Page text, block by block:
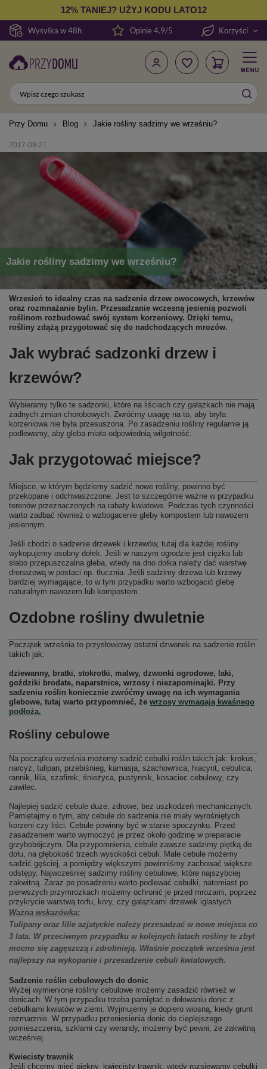
Wysyłka w 48h
12% TANIEJ? UŻYJ KODU LATO12
Opinie 4.9/5 Korzyści
Przy Domu Blog Jakie rośliny sadzimy we wrześniu?
2017-09-21
Jakie rośliny sadzimy we wrześniu?
Wrzesień to idealny czas na sadzenie drzew owocowych, krzewów
oraz rozmnażanie bylin. Przesadzanie wczesną jesienią pozwoli
roślinom rozbudować swój system korzeniowy. Dzięki temu,
rośliny zdążą przygotować się do nadchodzących mrozów.
Jak wybrać sadzonki drzew i
krzewów?
Wybieramy tylko te sadzonki, które na liściach czy gałązkach nie mają
żadnych zmian chorobowych. Zwróćmy uwagę na to, aby bryła
korzeniowa nie była przesuszona. Po zasadzeniu rośliny regularnie ją
podlewamy, aby gleba miała odpowiednią wilgotność.
Jak przygotować miejsce?
Miejsce, w którym będziemy sadzić nowe rośliny, powinno być
przekopane i odchwaszczone. Jest to szczególnie ważne w przypadku
terenów przeznaczonych na rabaty kwiatowe. Podczas tych czynności
warto zadbać również o wzbogacenie gleby kompostem lub nawozem
jesiennym.
Jeśli chodzi o sadzenie drzewek i krzewów, tutaj dla każdej rośliny
wykopujemy osobny dołek. Jeśli w naszym ogrodzie jest ciężka lub
słabo przepuszczalna gleba, wtedy na dno dołka należy dać warstwę
drenażową w postaci np. tłucznia. Jeśli sadzimy drzewa lub krzewy
bardziej wymagające, to w tym przypadku warto wzbogacić glebę
naturalnym nawozem lub kompostem.
Ozdobne rośliny dwuletnie
Początek września to przysłowiowy ostatni dzwonek na sadzenie roślin
takich jak:
dziewanny, bratki, stokrotki, malwy, dzwonki ogrodowe, laki,
goździki brodate, naparstnice, wrzosy i niezapominajki. Przy
sadzeniu roślin koniecznie zwróćmy uwagę na ich wymagania
glebowe, tutaj warto przypomnieć, że wrzosy wymagają kwaśnego
podłoża.
Rośliny cebulowe
Na początku września możemy sadzić cebulki roślin takich jak: krokus,
narcyz, tulipan, przebiśnieg, kamasja, szachownica, hiacynt, cebulica,
rannik, lilia, szafirek, śnieżyca, pustynnik, kosaciec cebulowy, czy
zawilec.
Najlepiej sadzić cebule duże, zdrowe, bez uszkodzeń mechanicznych.
Pamiętajmy o tym, aby cebule do sadzenia nie miały wyrośniętych
korzeni czy liści. Cebule powinny być w stanie spoczynku. Przed
zasadzeniem warto wymoczyć je przez około godzinę w preparacie
grzybobójczym. Dla przypomnienia, cebule zawsze sadzimy piętką do
dołu, na głębokość trzech wysokości cebuli. Małe cebule możemy
sadzić gęściej, a pomiędzy większymi powinniśmy zachować większe
odstępy. Najwcześniej sadzimy rośliny cebulowe, które najszybciej
zakwitną. Zaraz po posadzeniu warto podlewać cebulki, natomiast po
pierwszych przymrozkach możemy ochronić je przed mrozami, poprzez
przykrycie warstwą torfu, kory, czy gałązkami drzewek iglastych.
Ważna wskazówka:
Tulipany oraz lilie azjatyckie należy przesadzać w nowe miejsca co
3 lata. W przeciwnym przypadku w kolejnych latach rośliny te zbyt
mocno się zagęszczą i zdrobnieją. Właśnie początek września jest
najlepszy na wykopanie i przesadzenie cebuli kwiatowych.
Sadzenie roślin cebulowych do donic
Wyżej wymienione rośliny cebulowe możemy zasadzić również w
donicach. W tym przypadku trzeba pamiętać o dołowaniu donic z
cebulkami kwiatów w ziemi. Wyjmujemy je dopiero wiosną, kiedy grunt
rozmarznie. W przypadku przeniesienia donic do cieplejszego
pomieszczenia, szklarni czy werandy, możemy być pewni, że zakwitną
wcześniej.
Kwiecisty trawnik
Jeśli chcemy mieć piękny, kwiecisty trawnik, wtedy rozsiewamy cebulki